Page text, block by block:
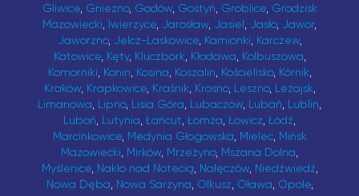
Gliwice, Gniezno, Godów, Gostyń, Groblice, Grodzisk
Mazowiecki, Iwierzyce, Jarosław, Jasiel, Jasło, Jawor,
Jaworzno, Jelcz-Laskowice, Kamionki, Karczew,
Katowice, Kęty, Kluczbork, Kłodawa, Kolbuszowa,
Komorniki, Konin, Kosina, Koszalin, Kościelisko, Kórnik,
Kraków, Krapkowice, Kraśnik, Krosno, Leszno, Leżajsk,
Limanowa, Lipno, Lisia Góra, Lubaczów, Lubań, Lublin,
Luboń, Lutynia, Łańcut, Łomża, Łowicz, Łódź,
Marcinkowice, Medynia Głogowska, Mielec, Mińsk
Mazowiecki, Mirków, Mrzeżyno, Mszana Dolna,
Myślenice, Nakło nad Notecią, Nałęczów, Niedźwiedź,
Nowa Dęba, Nowa Sarzyna, Olkusz, Oława, Opole,